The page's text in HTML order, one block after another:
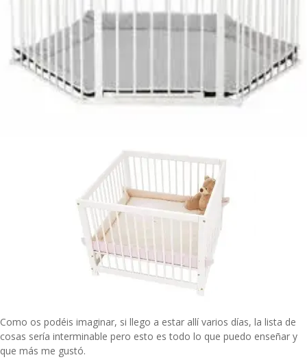
Como os podéis imaginar, si llego a estar allí varios días, la lista de
cosas sería interminable pero esto es todo lo que puedo enseñar y
que más me gustó.